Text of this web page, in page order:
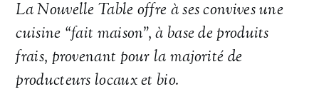
La Nouvelle Table offre à ses convives une
cuisine “fait maison”, à base de produits
frais, provenant pour la majorité de
producteurs locaux et bio.